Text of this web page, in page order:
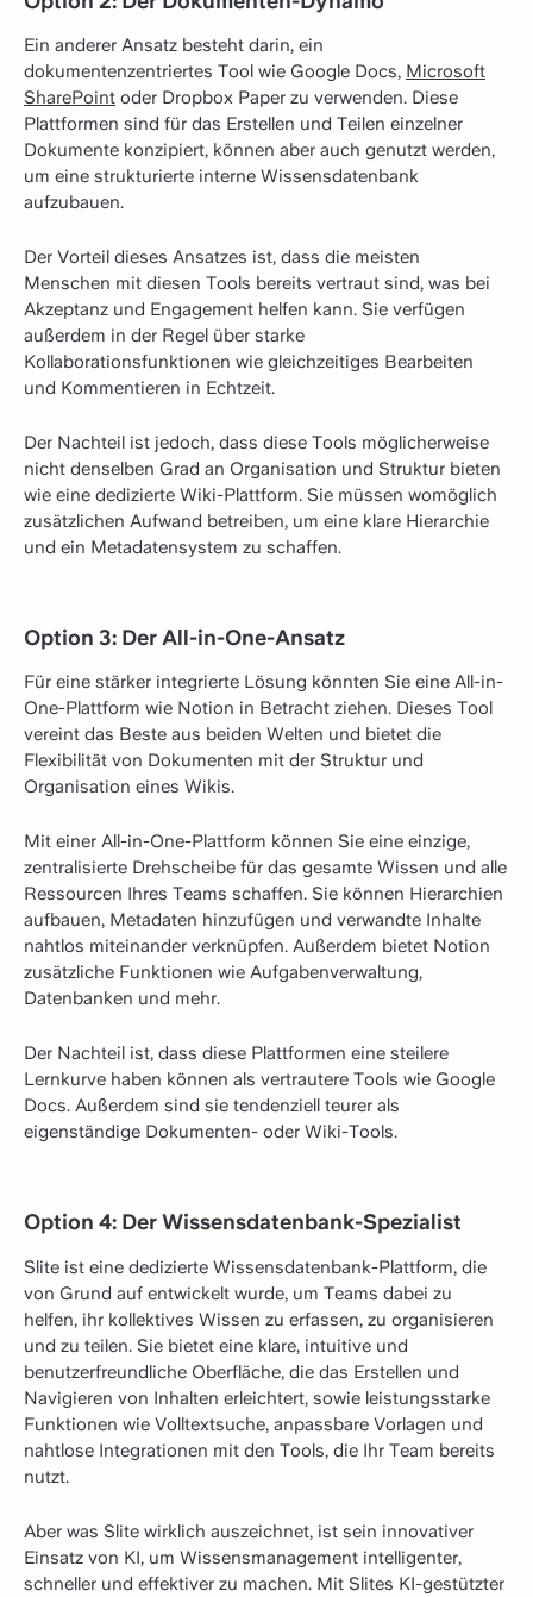
Ein anderer Ansatz besteht darin, ein
dokumentenzentriertes Tool wie Google Docs, Microsoft
SharePoint oder Dropbox Paper zu verwenden. Diese
Plattformen sind für das Erstellen und Teilen einzelner
Dokumente konzipiert, können aber auch genutzt werden,
um eine strukturierte interne Wissensdatenbank
aufzubauen.
Der Vorteil dieses Ansatzes ist, dass die meisten
Menschen mit diesen Tools bereits vertraut sind, was bei
Akzeptanz und Engagement helfen kann. Sie verfügen
außerdem in der Regel über starke
Kollaborationsfunktionen wie gleichzeitiges Bearbeiten
und Kommentieren in Echtzeit.
Der Nachteil ist jedoch, dass diese Tools möglicherweise
nicht denselben Grad an Organisation und Struktur bieten
wie eine dedizierte Wiki-Plattform. Sie müssen womöglich
zusätzlichen Aufwand betreiben, um eine klare Hierarchie
und ein Metadatensystem zu schaffen.
Option 3: Der All-in-One-Ansatz
Für eine stärker integrierte Lösung könnten Sie eine All-in-
One-Plattform wie Notion in Betracht ziehen. Dieses Tool
vereint das Beste aus beiden Welten und bietet die
Flexibilität von Dokumenten mit der Struktur und
Organisation eines Wikis.
Mit einer All-in-One-Plattform können Sie eine einzige,
zentralisierte Drehscheibe für das gesamte Wissen und alle
Ressourcen Ihres Teams schaffen. Sie können Hierarchien
aufbauen, Metadaten hinzufügen und verwandte Inhalte
nahtlos miteinander verknüpfen. Außerdem bietet Notion
zusätzliche Funktionen wie Aufgabenverwaltung,
Datenbanken und mehr.
Der Nachteil ist, dass diese Plattformen eine steilere
Lernkurve haben können als vertrautere Tools wie Google
Docs. Außerdem sind sie tendenziell teurer als
eigenständige Dokumenten- oder Wiki-Tools.
Option 4: Der Wissensdatenbank-Spezialist
Slite ist eine dedizierte Wissensdatenbank-Plattform, die
von Grund auf entwickelt wurde, um Teams dabei zu
helfen, ihr kollektives Wissen zu erfassen, zu organisieren
und zu teilen. Sie bietet eine klare, intuitive und
benutzerfreundliche Oberfläche, die das Erstellen und
Navigieren von Inhalten erleichtert, sowie leistungsstarke
Funktionen wie Volltextsuche, anpassbare Vorlagen und
nahtlose Integrationen mit den Tools, die Ihr Team bereits
nutzt.
Aber was Slite wirklich auszeichnet, ist sein innovativer
Einsatz von KI, um Wissensmanagement intelligenter,
schneller und effektiver zu machen. Mit Slites KI-gestützter